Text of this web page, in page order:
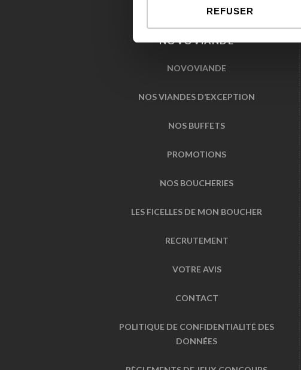
REFUSER
NOVOVIANDE
NOVOVIANDE
NOS VIANDES D’EXCEPTION
NOS BUFFETS
PROMOTIONS
NOS BOUCHERIES
LES FICELLES DE MON BOUCHER
RECRUTEMENT
VOTRE AVIS
CONTACT
POLITIQUE DE CONFIDENTIALITÉ DES
DONNÉES